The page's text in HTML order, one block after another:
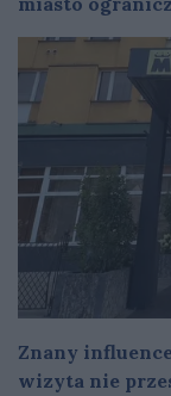
Znany
wizyta nie